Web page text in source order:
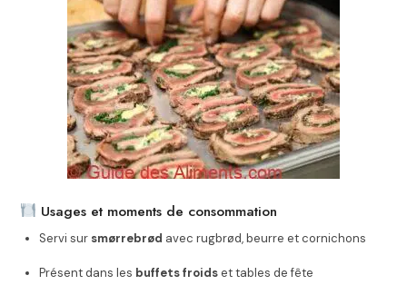
Usages et moments de consommation
Servi sur smørrebrød avec rugbrød, beurre et cornichons
Présent dans les buffets froidset tables de fête